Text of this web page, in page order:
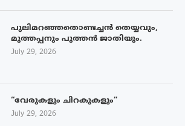
പുലിമറഞ്ഞതൊണ്ടച്ചൻ തെയ്യവും,
മുത്തപ്പനും പുത്തൻ ജാതിയും.
July 29, 2026
“വേരുകളും ചിറകുകളും”
July 29, 2026